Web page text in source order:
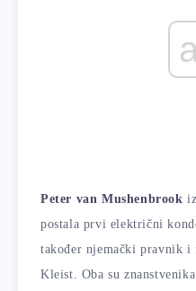
Peter van Mushenbrook
postala prvi električni
također njemački pravnik i
Kleist. Oba su